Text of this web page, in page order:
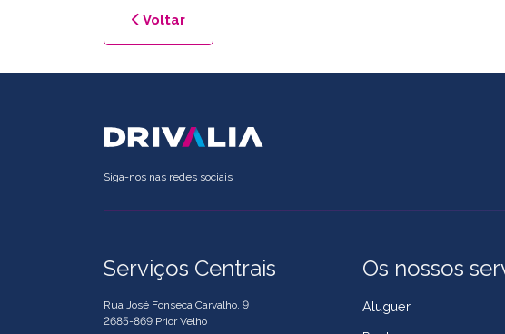
Voltar
Siga-nos nas redes sociais
Serviços Centrais
Rua José Fonseca Carvalho, 9
2685-869 Prior Velho
Os nossos
Aluguer